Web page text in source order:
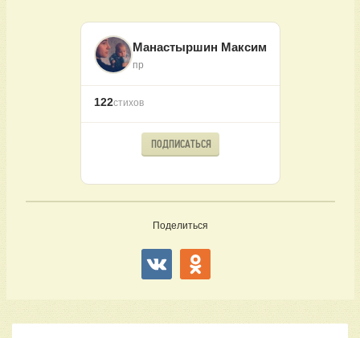
Манастыршин Максим
пр
122стихов
ПОДПИСАТЬСЯ
Поделиться